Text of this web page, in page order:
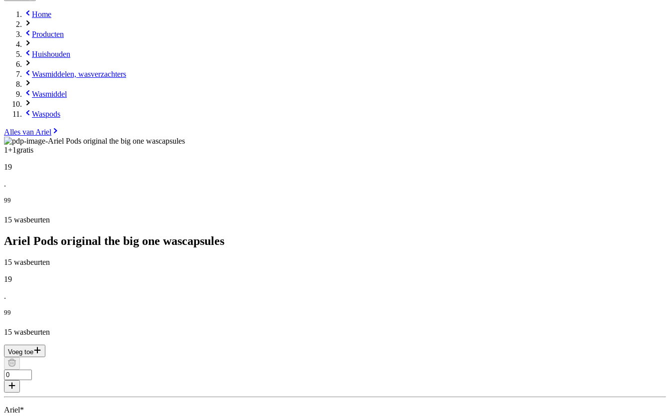
Home
Producten
Huishouden
Wasmiddelen, wasverzachters
Wasmiddel
Waspods
Alles van Ariel
1+1 gratis
19
.
99
15 wasbeurten
Ariel Pods original the big one wascapsules
15 wasbeurten
19
.
99
15 wasbeurten
Voeg toe
Ariel*